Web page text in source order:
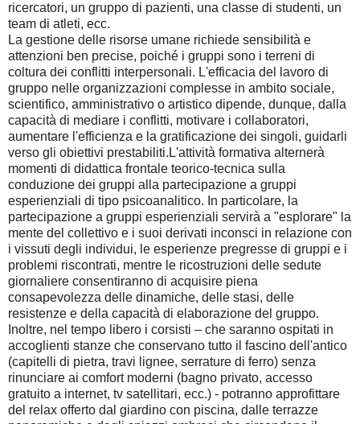
ricercatori, un gruppo di pazienti, una classe di studenti, un
team di atleti, ecc.
La gestione delle risorse umane richiede sensibilità e
attenzioni ben precise, poiché i gruppi sono i terreni di
coltura dei conflitti interpersonali. L'efficacia del lavoro di
gruppo nelle organizzazioni complesse in ambito sociale,
scientifico, amministrativo o artistico dipende, dunque, dalla
capacità di mediare i conflitti, motivare i collaboratori,
aumentare l'efficienza e la gratificazione dei singoli, guidarli
verso gli obiettivi prestabiliti.L'attività formativa alternerà
momenti di didattica frontale teorico-tecnica sulla
conduzione dei gruppi alla partecipazione a gruppi
esperienziali di tipo psicoanalitico. In particolare, la
partecipazione a gruppi esperienziali servirà a "esplorare" la
mente del collettivo e i suoi derivati inconsci in relazione con
i vissuti degli individui, le esperienze pregresse di gruppi e i
problemi riscontrati, mentre le ricostruzioni delle sedute
giornaliere consentiranno di acquisire piena
consapevolezza delle dinamiche, delle stasi, delle
resistenze e della capacità di elaborazione del gruppo.
Inoltre, nel tempo libero i corsisti – che saranno ospitati in
accoglienti stanze che conservano tutto il fascino dell'antico
(capitelli di pietra, travi lignee, serrature di ferro) senza
rinunciare ai comfort moderni (bagno privato, accesso
gratuito a internet, tv satellitari, ecc.) - potranno approfittare
del relax offerto dal giardino con piscina, dalle terrazze